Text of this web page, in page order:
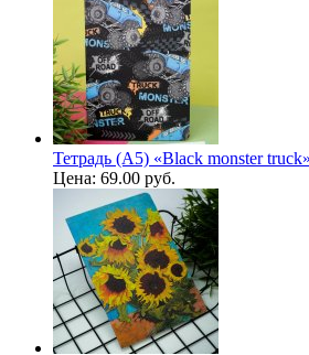
Тетрадь (A5) «Black monster
Цена: 69.00 руб.